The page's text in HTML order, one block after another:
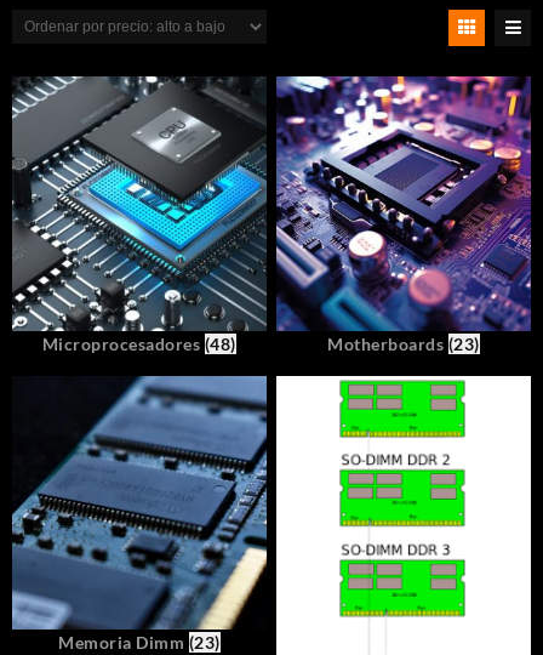
alto
Microprocesadores (48) Motherboards (23)
Memoria Dimm (23)